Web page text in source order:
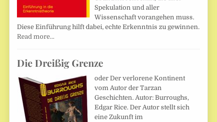
Spekulation und aller
Wissenschaft vorangehen muss.
Diese Einführung hilft dabei, echte Erkenntnis zu gewinnen.
Read more…
Die Dreißig Grenze
oder Der verlorene Kontinent
vom Autor der Tarzan
Geschichten. Autor: Burroughs,
Edgar Rice. Der Autor stellt sich
eine Zukunft im